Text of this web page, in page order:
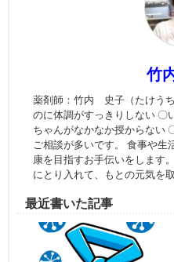
竹
薬剤師：竹内 史子（たけう
のに体調がすっきりしない 〇
ちゃんがなかなか授からない
ご相談が多いです。 食事や生
康を目指すお手伝いをします
にとり入れて、もとの元気を
最近書いた記事